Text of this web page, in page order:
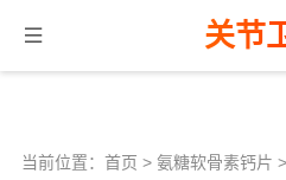
关节
当前位置： 首页 > 氨糖软骨素钙片